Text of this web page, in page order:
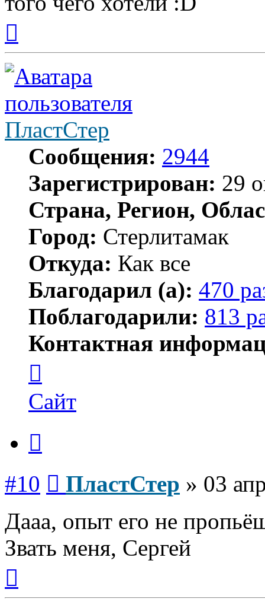
началу
ПластСтер
Сообщения: 2944
Зарегистрирован: 29
Страна, Регион,
Город: Стерлитамак
Откуда: Как все
Благодарил (а): 470
Поблагодарили: 813
Контактная
пользователя
ПластСтер
Сайт
#10 ПластСтер » 03
Дааа, опыт его не
Звать меня, Сергей
началу